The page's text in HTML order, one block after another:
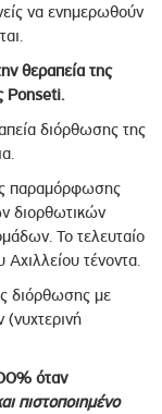
να ενημερωθούν
θεραπεία της
Ponseti.
διόρθωσης της
παραμόρφωσης
διορθωτικών
Το τελευταίο
Αχιλλείου τένοντα.
διόρθωσης με
(νυχτερινή
όταν
πιστοποιημένο